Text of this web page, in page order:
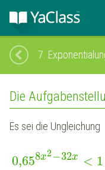
7.
Die
Es sei die Ungleichung
0,658x2−32x < 1